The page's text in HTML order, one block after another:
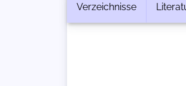
Verzeichnisse